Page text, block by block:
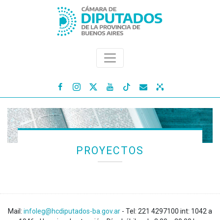
   
PROYECTOS
Mail: infoleg@hcdiputados-ba.gov.ar - Tel: 221 4297100 int: 1042 a